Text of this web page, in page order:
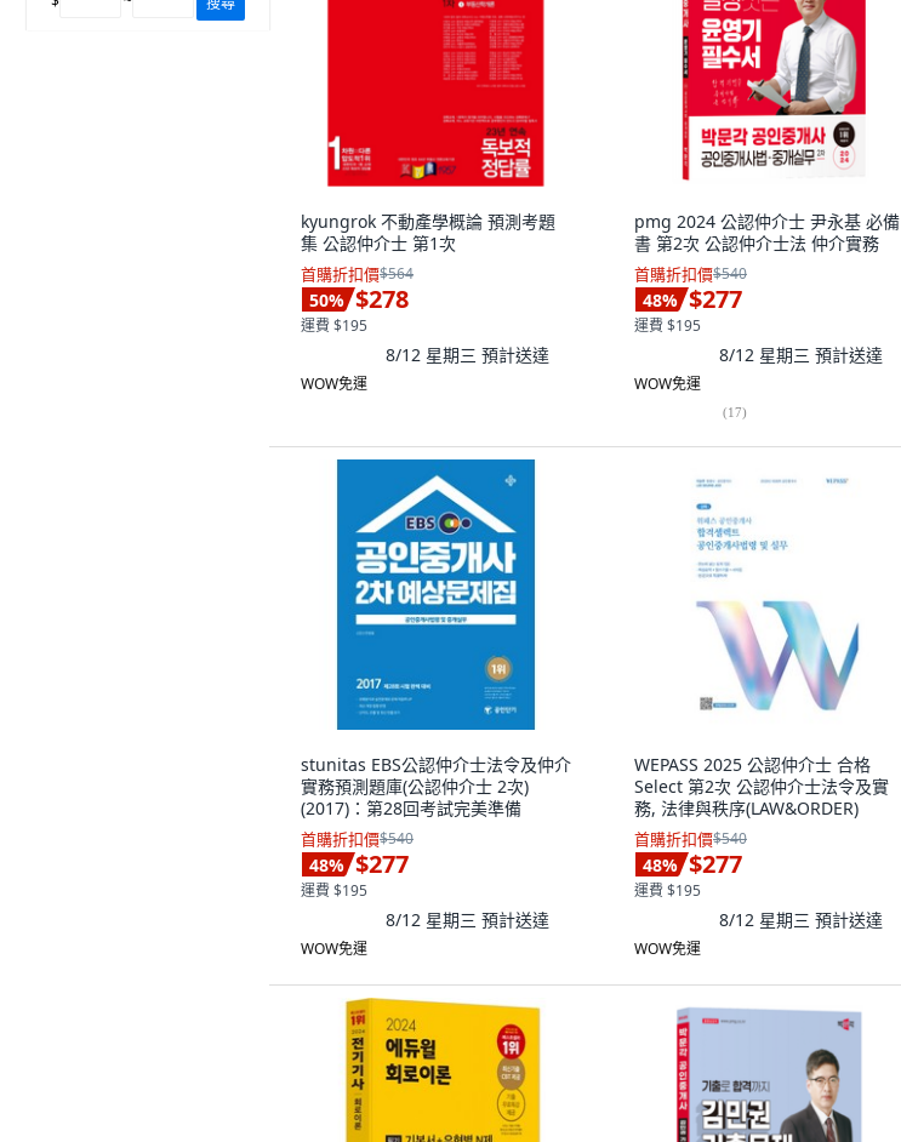
kyungrok 不動產學概論 預測考題
集 公認仲介士 第1次
首購折扣價$564
50% $278
運費 $195
8/12 星期三 預計送達
WOW免運
pmg 2024 公認仲介士 尹永基 必備
書 第2次 公認仲介士法 仲介實務
首購折扣價$540
48% $277
運費 $195
8/12 星期三 預計送達
WOW免運
(17)
stunitas EBS公認仲介士法令及仲介
實務預測題庫(公認仲介士 2次)
(2017)：第28回考試完美準備
首購折扣價$540
48% $277
運費 $195
8/12 星期三 預計送達
WOW免運
WEPASS 2025 公認仲介士 合格
Select 第2次 公認仲介士法令及實
務, 法律與秩序(LAW&ORDER)
首購折扣價$540
48% $277
運費 $195
8/12 星期三 預計送達
WOW免運